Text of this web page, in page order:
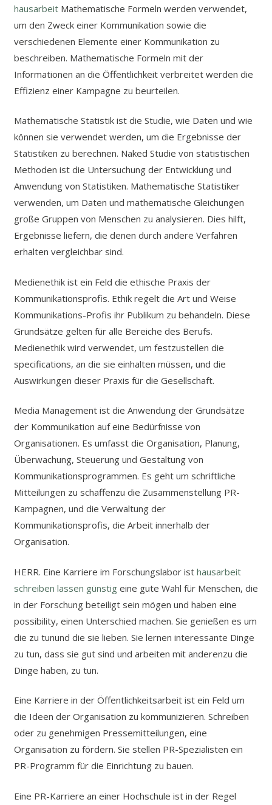
hausarbeitMathematische Formeln werden verwendet,
um den Zweck einer Kommunikation sowie die
verschiedenen Elemente einer Kommunikation zu
beschreiben. Mathematische Formeln mit der
Informationen an die Öffentlichkeit verbreitet werden die
Effizienz einer Kampagne zu beurteilen.
Mathematische Statistik ist die Studie, wie Daten und wie
können sie verwendet werden, um die Ergebnisse der
Statistiken zu berechnen. Naked Studie von statistischen
Methoden ist die Untersuchung der Entwicklung und
Anwendung von Statistiken. Mathematische Statistiker
verwenden, um Daten und mathematische Gleichungen
große Gruppen von Menschen zu analysieren. Dies hilft,
Ergebnisse liefern, die denen durch andere Verfahren
erhalten vergleichbar sind.
Medienethik ist ein Feld die ethische Praxis der
Kommunikationsprofis. Ethik regelt die Art und Weise
Kommunikations-Profis ihr Publikum zu behandeln. Diese
Grundsätze gelten für alle Bereiche des Berufs.
Medienethik wird verwendet, um festzustellen die
specifications, an die sie einhalten müssen, und die
Auswirkungen dieser Praxis für die Gesellschaft.
Media Management ist die Anwendung der Grundsätze
der Kommunikation auf eine Bedürfnisse von
Organisationen. Es umfasst die Organisation, Planung,
Überwachung, Steuerung und Gestaltung von
Kommunikationsprogrammen. Es geht um schriftliche
Mitteilungen zu schaffenzu die Zusammenstellung PR-
Kampagnen, und die Verwaltung der
Kommunikationsprofis, die Arbeit innerhalb der
Organisation.
HERR. Eine Karriere im Forschungslabor ist hausarbeit
schreiben lassen günstigeine gute Wahl für Menschen, die
in der Forschung beteiligt sein mögen und haben eine
possibility, einen Unterschied machen. Sie genießen es um
die zu tunund die sie lieben. Sie lernen interessante Dinge
zu tun, dass sie gut sind und arbeiten mit anderenzu die
Dinge haben, zu tun.
Eine Karriere in der Öffentlichkeitsarbeit ist ein Feld um
die Ideen der Organisation zu kommunizieren. Schreiben
oder zu genehmigen Pressemitteilungen, eine
Organisation zu fördern. Sie stellen PR-Spezialisten ein
PR-Programm für die Einrichtung zu bauen.
Eine PR-Karriere an einer Hochschule ist in der Regel